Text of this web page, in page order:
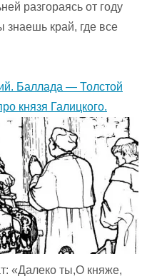
разгораясь от году
знаешь край, где все
Баллада — Толстой
князя Галицкого.
«Далеко ты,О княже,